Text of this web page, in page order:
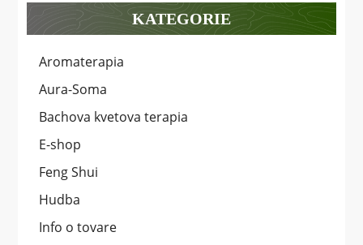
KATEGORIE
Aromaterapia
Aura-Soma
Bachova kvetova terapia
E-shop
Feng Shui
Hudba
Info o tovare